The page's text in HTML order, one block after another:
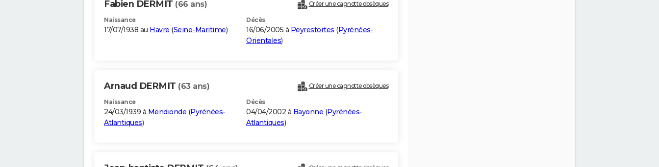
Fabien DERMIT (66 ans) Créer une cagnotte obsèques
Naissance
17/07/1938 au Havre (Seine-Maritime)
Décès
16/06/2005 à Peyrestortes (Pyrénées-
Orientales)
Arnaud DERMIT (63 ans) Créer une cagnotte obsèques
Naissance
24/03/1939 à Mendionde (Pyrénées-
Atlantiques)
Décès
04/04/2002 à Bayonne (Pyrénées-
Atlantiques)